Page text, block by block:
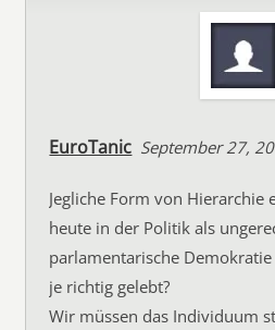
EuroTanic September 27,
Jegliche Form von Hierarchie
heute in der Politik als
parlamentarische
je richtig gelebt?
Wir müssen das Individuum